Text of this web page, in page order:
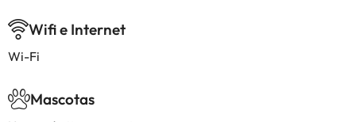
Wifi e Internet
Wi-Fi
Mascotas